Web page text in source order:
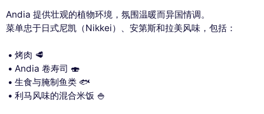
Andia 提供壮观的植物环境，氛围温暖而异国情调。
菜单忠于日式尼凯（Nikkei）、安第斯和拉美风味，包括：
烤肉 🥩
Andia 卷寿司 🍣
生食与腌制鱼类 🐟
利马风味的混合米饭 🍚